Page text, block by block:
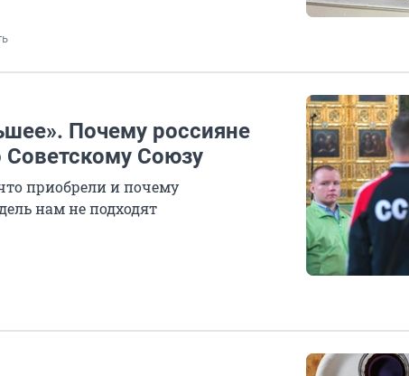
Почему россияне
Советскому Союзу
приобрели и почему
нам не подходят